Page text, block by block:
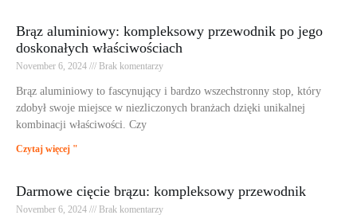
Brąz aluminiowy: kompleksowy przewodnik po jego
doskonałych właściwościach
November 6, 2024 Brak komentarzy
Brąz aluminiowy to fascynujący i bardzo wszechstronny stop, który
zdobył swoje miejsce w niezliczonych branżach dzięki unikalnej
kombinacji właściwości. Czy
Czytaj więcej "
Darmowe cięcie brązu: kompleksowy przewodnik
November 6, 2024 Brak komentarzy